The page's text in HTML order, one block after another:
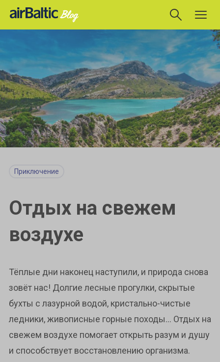
Приключение
Отдых на свежем
воздухе
Тёплые дни наконец наступили, и природа снова
зовёт нас! Долгие лесные прогулки, скрытые
бухты с лазурной водой, кристально-чистые
ледники, живописные горные походы… Отдых на
свежем воздухе помогает открыть разум и душу
и способствует восстановлению организма.